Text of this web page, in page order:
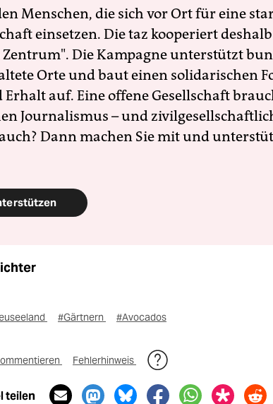
Menschen, die sich vor Ort für eine
einsetzen. Die taz kooperiert
Die Kampagne unterstützt
Orte und baut einen solidarischen
Erhalt auf. Eine offene Gesellschaft
Journalismus – und
Dann machen Sie mit und
#Gärtnern #Avocados
Fehlerhinweis
teilen